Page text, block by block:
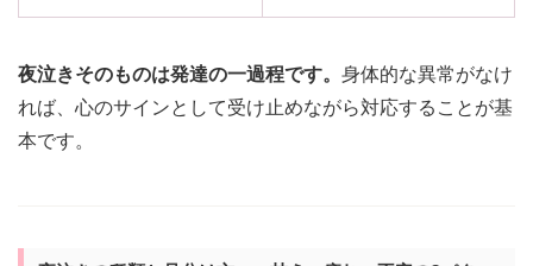
夜泣きそのものは発達の一過程です。 身体的な異常がなけ
れば、心のサインとして受け止めながら対応することが基
本です。